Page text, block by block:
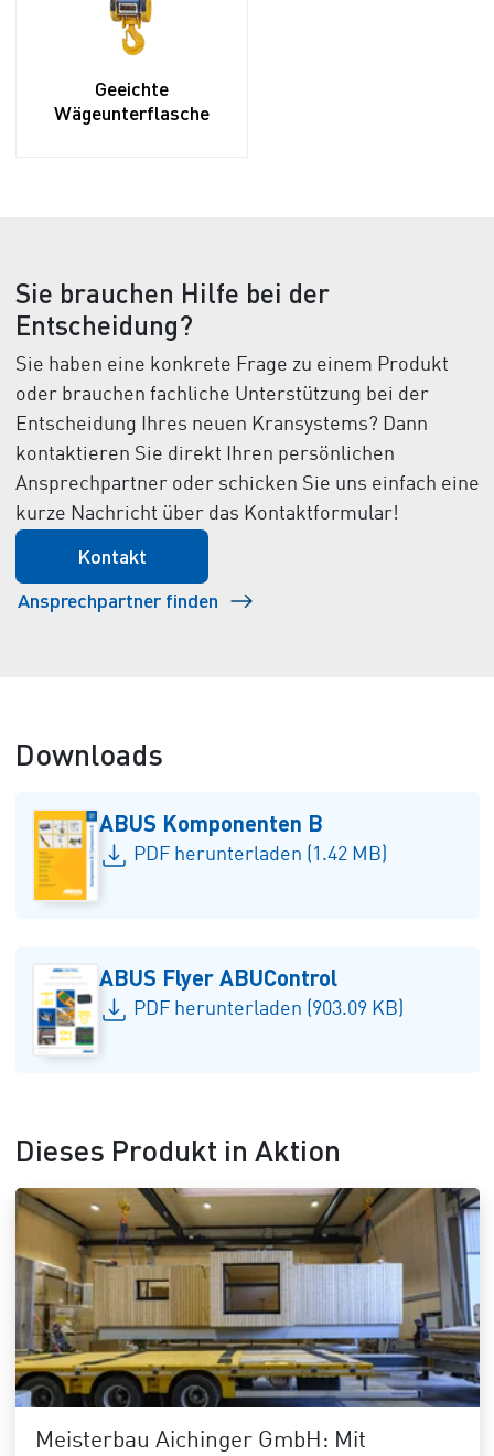
Geeichte
Wägeunterflasche
Sie brauchen Hilfe bei der
Entscheidung?
Sie haben eine konkrete Frage zu einem Produkt
oder brauchen fachliche Unterstützung bei der
Entscheidung Ihres neuen Kransystems? Dann
kontaktieren Sie direkt Ihren persönlichen
Ansprechpartner oder schicken Sie uns einfach eine
kurze Nachricht über das Kontaktformular!
Kontakt
Ansprechpartner finden
Downloads
ABUS Komponenten B
PDF herunterladen (1.42 MB)
ABUS Flyer ABUControl
PDF herunterladen (903.09 KB)
Dieses Produkt in Aktion
Meisterbau Aichinger GmbH: Mit